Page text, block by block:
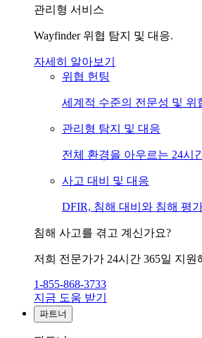
관리형 서비스
Wayfinder 위협 탐지 및 대응.
자세히 알아보기
위협 헌팅
세계적 수준의 전문성 및 위
관리형 탐지 및 대응
전체 환경을 아우르는 24시
사고 대비 및 대응
DFIR, 침해 대비와 침해 평
침해 사고를 겪고 계신가요?
저희 전문가가 24시간 365일 지원
1-855-868-3733
지금 도움 받기
파트너